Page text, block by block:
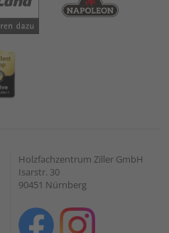
Holzfachzentrum Ziller GmbH
Isarstr. 30
90451 Nürnberg